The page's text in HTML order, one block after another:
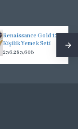
Renaissance Gold 12
Kişilik Yemek Seti
236.283,60₺